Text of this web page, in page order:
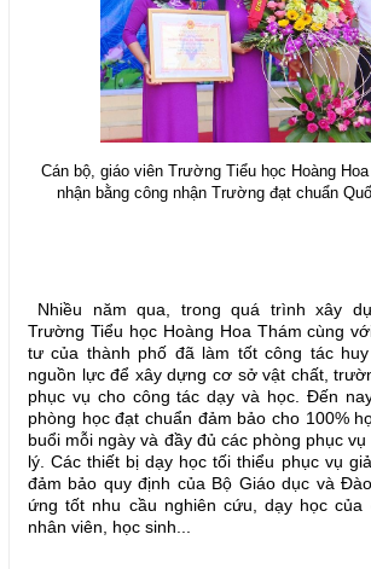
Cán bộ, giáo viên Trường Tiểu học Hoàng
nhận bằng công nhận Trường đạt chuẩn
Nhiều năm qua, trong quá trình xây
Trường Tiểu học Hoàng Hoa Thám cùng
tư của thành phố đã làm tốt công tác
nguồn lực để xây dựng cơ sở vật chất,
phục vụ cho công tác dạy và học. Đến
phòng học đạt chuẩn đảm bảo cho 100%
buổi mỗi ngày và đầy đủ các phòng phục
lý. Các thiết bị dạy học tối thiểu phục vụ
đảm bảo quy định của Bộ Giáo dục và
ứng tốt nhu cầu nghiên cứu, dạy học của
nhân viên, học sinh...